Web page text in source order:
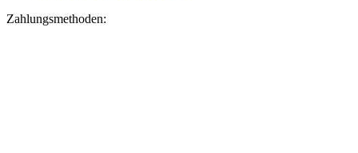
Zahlungsmethoden: